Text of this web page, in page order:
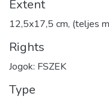
Extent
12,5x17,5 cm, (teljes
Rights
Jogok: FSZEK
Type